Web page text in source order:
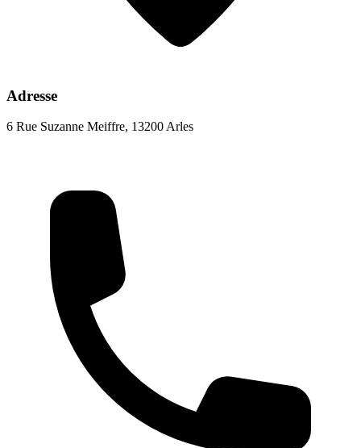
Adresse
6 Rue Suzanne Meiffre, 13200 Arles